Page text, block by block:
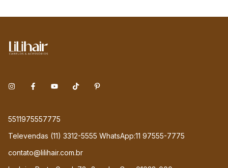
5511975557775
Televendas (11) 3312-5555 WhatsApp:11 97555-7775
contato@lilihair.com.br